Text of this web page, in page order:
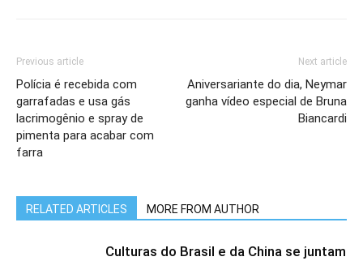
Previous article
Polícia é recebida com
garrafadas e usa gás
lacrimogênio e spray de
pimenta para acabar com
farra
Next article
Aniversariante do dia, Neymar
ganha vídeo especial de Bruna
Biancardi
RELATED ARTICLES MORE FROM AUTHOR
Culturas do Brasil e da China se juntam